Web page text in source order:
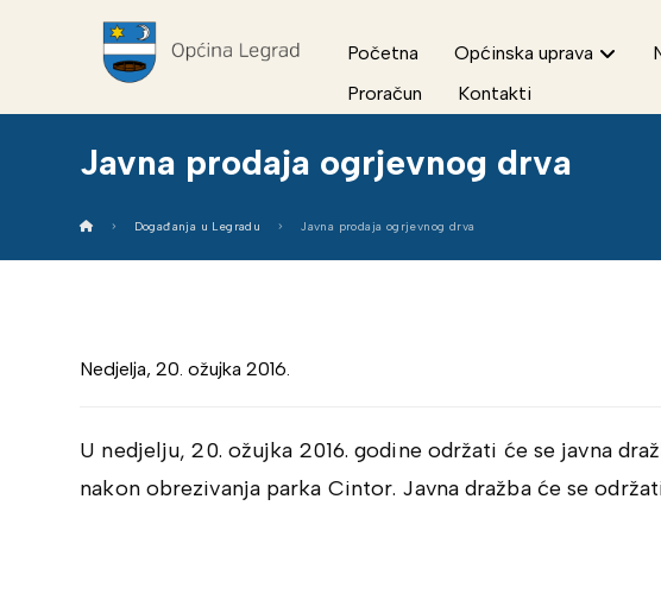
Početna Općinska uprava
Proračun
Kontakti
Javna prodaja ogrjevnog drva
Događanja u Legradu Javna prodaja ogrjevnog drva
Nedjelja, 20. ožujka 2016.
U nedjelju, 20. ožujka 2016. godine održati će se javna
nakon obrezivanja parka Cintor. Javna dražba će se